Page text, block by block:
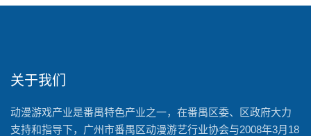
关于我们
动漫游戏产业是番禺特色产业之一，在番禺区委、区政府大力
支持和指导下，广州市番禺区动漫游艺行业协会与2008年3月18